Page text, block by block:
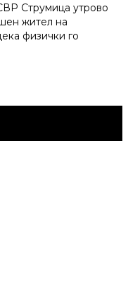
Струмица утрово
жител на
физички го